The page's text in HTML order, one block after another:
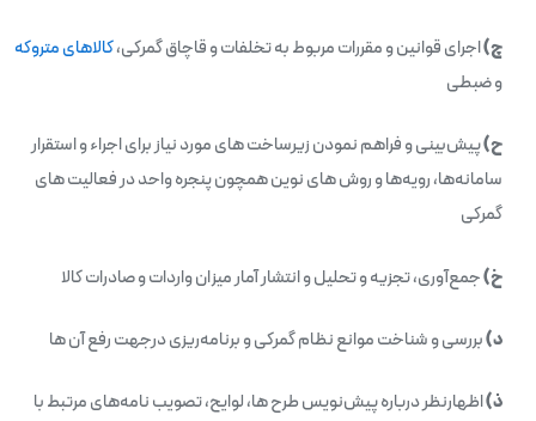
چ)اجرای قوانین و مقررات مربوط به تخلفات و قاچاق گمرکی،کالاهای متروکه
و ضبطی
ح)پیش‌بینی و فراهم نمودن زیرساخت های مورد نیاز برای اجراء و استقرار
سامانه‌ها، رویه‌ها و روش های نوین همچون پنجره واحد در فعالیت های
گمرکی
خ)جمع‌آوری، تجزیه و تحلیل و انتشار آمار میزان واردات و صادرات کالا
د)بررسی و شناخت موانع نظام گمرکی و برنامه‌ریزی درجهت رفع آن ها
ذ)اظهارنظر درباره پیش‌نویس طرح ها، لوایح، تصویب نامه‌های مرتبط با